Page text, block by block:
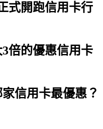
式開跑信用卡行
倍的優惠信用卡
信用卡最優惠？